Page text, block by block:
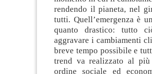
rendendo il pianeta, nel
tutti. Quell’emergenza è
quanto drastico: tutto
aggravare i cambiamenti
breve tempo possibile e
trend va realizzato al
ordine sociale ed